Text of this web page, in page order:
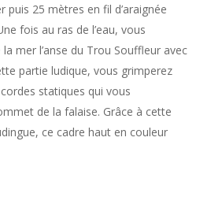
puis 25 mètres en fil d’araignée
fois au ras de l’eau, vous
mer l’anse du Trou Souffleur avec
partie ludique, vous grimperez
statiques qui vous
de la falaise. Grâce à cette
ce cadre haut en couleur